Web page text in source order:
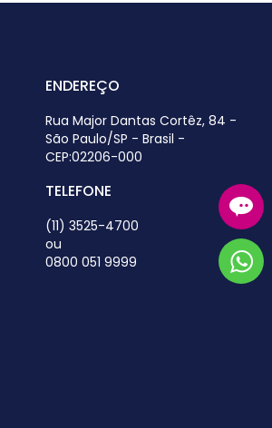
ENDEREÇO
Rua Major Dantas Cortêz, 84 -
São Paulo/SP - Brasil -
CEP:02206-000
TELEFONE
(11) 3525-4700
ou
0800 051 9999